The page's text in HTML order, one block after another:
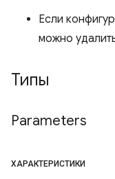
Если
можно
Типы
Parameters
ХАРАКТЕРИСТИКИ